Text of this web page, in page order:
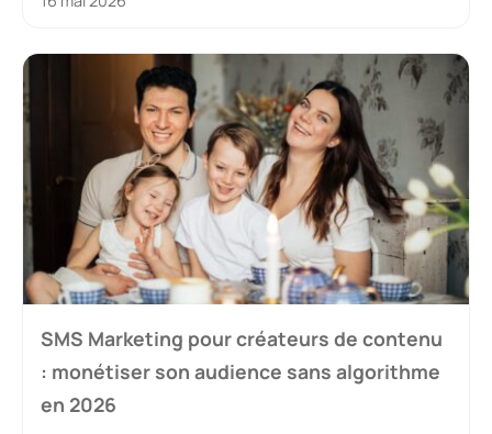
SMS Marketing pour créateurs de contenu
: monétiser son audience sans algorithme
en 2026